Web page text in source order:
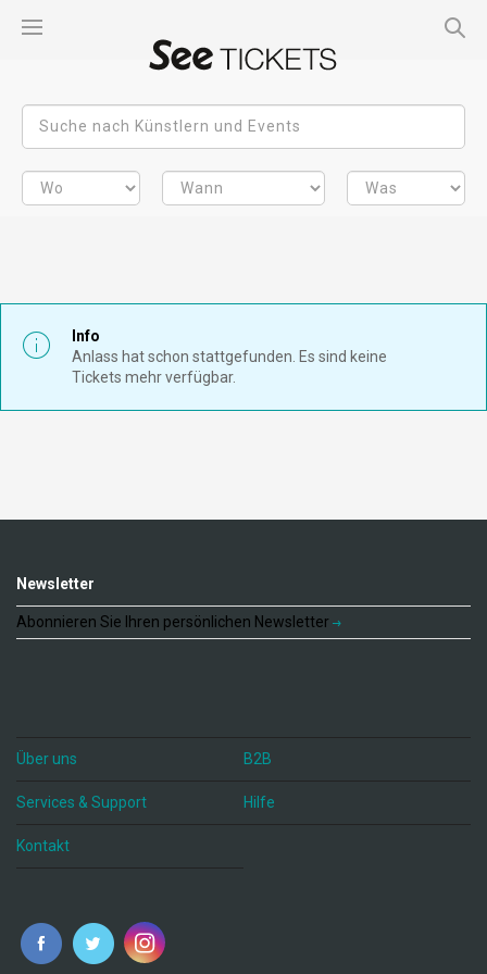
Info
Anlass hat schon stattgefunden. Es sind keine
Tickets mehr verfügbar.
Newsletter
Abonnieren Sie Ihren persönlichen Newsletter
Über uns B2B
Services & Support Hilfe
Kontakt